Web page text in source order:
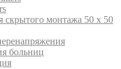
скрытого монтажа 50 x 50
больниц